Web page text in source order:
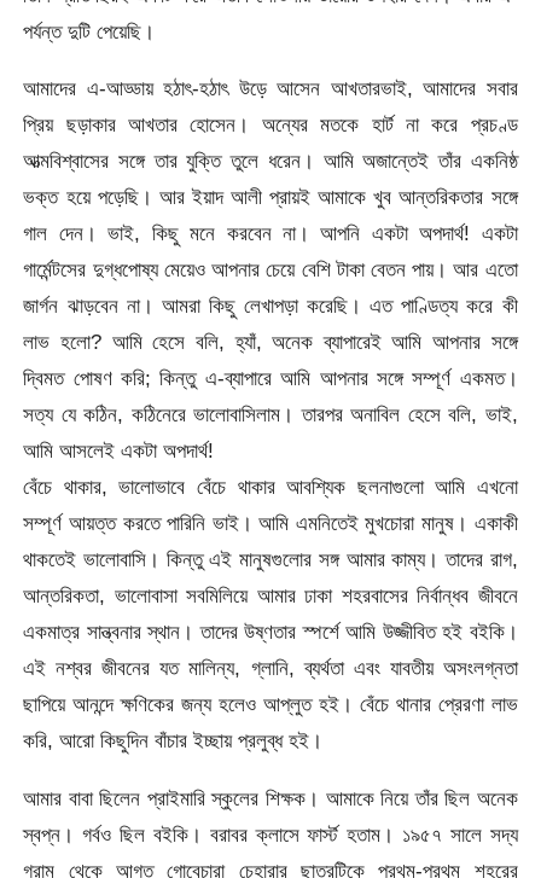
পর্যন্ত দুটি পেয়েছি।
আমাদের এ-আড্ডায় হঠাৎ-হঠাৎ উড়ে আসেন আখতারভাই, আমাদের সবার
প্রিয় ছড়াকার আখতার হোসেন। অন্যের মতকে হার্ট না করে প্রচণ্ড
আত্মবিশ্বাসের সঙ্গে তার যুক্তি তুলে ধরেন। আমি অজান্তেই তাঁর একনিষ্ঠ
ভক্ত হয়ে পড়েছি। আর ইয়াদ আলী প্রায়ই আমাকে খুব আন্তরিকতার সঙ্গে
গাল দেন। ভাই, কিছু মনে করবেন না। আপনি একটা অপদার্থ! একটা
গার্মেন্টসের দুগ্ধপোষ্য মেয়েও আপনার চেয়ে বেশি টাকা বেতন পায়। আর এতো
জার্গন ঝাড়বেন না। আমরা কিছু লেখাপড়া করেছি। এত পাণ্ডিত্য করে কী
লাভ হলো? আমি হেসে বলি, হ্যাঁ, অনেক ব্যাপারেই আমি আপনার সঙ্গে
দ্বিমত পোষণ করি; কিন্তু এ-ব্যাপারে আমি আপনার সঙ্গে সম্পূর্ণ একমত।
সত্য যে কঠিন, কঠিনেরে ভালোবাসিলাম। তারপর অনাবিল হেসে বলি, ভাই,
আমি আসলেই একটা অপদার্থ!
বেঁচে থাকার, ভালোভাবে বেঁচে থাকার আবশ্যিক ছলনাগুলো আমি এখনো
সম্পূর্ণ আয়ত্ত করতে পারিনি ভাই। আমি এমনিতেই মুখচোরা মানুষ। একাকী
থাকতেই ভালোবাসি। কিন্তু এই মানুষগুলোর সঙ্গ আমার কাম্য। তাদের রাগ,
আন্তরিকতা, ভালোবাসা সবমিলিয়ে আমার ঢাকা শহরবাসের নির্বান্ধব জীবনে
একমাত্র সান্ত্বনার স্থান। তাদের উষ্ণতার স্পর্শে আমি উজ্জীবিত হই বইকি।
এই নশ্বর জীবনের যত মালিন্য, গ্লানি, ব্যর্থতা এবং যাবতীয় অসংলগ্নতা
ছাপিয়ে আনন্দে ক্ষণিকের জন্য হলেও আপ্লুত হই। বেঁচে থানার প্রেরণা লাভ
করি, আরো কিছুদিন বাঁচার ইচ্ছায় প্রলুব্ধ হই।
আমার বাবা ছিলেন প্রাইমারি স্কুলের শিক্ষক। আমাকে নিয়ে তাঁর ছিল অনেক
স্বপ্ন। গর্বও ছিল বইকি। বরাবর ক্লাসে ফার্স্ট হতাম। ১৯৫৭ সালে সদ্য
গ্রাম থেকে আগত গোবেচারা চেহারার ছাত্রটিকে প্রথম-প্রথম শহরের